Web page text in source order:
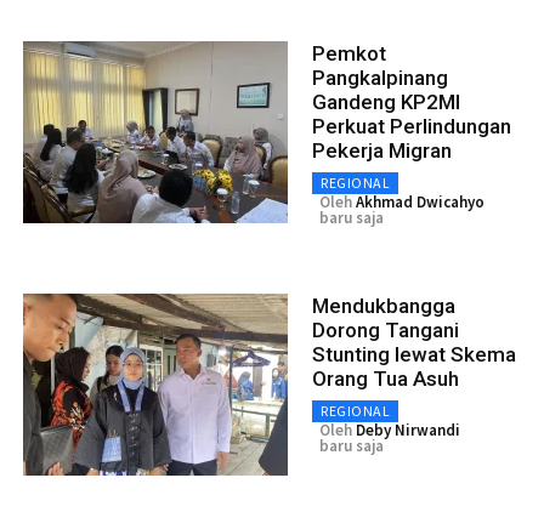
Pemkot
Pangkalpinang
Gandeng KP2MI
Perkuat Perlindungan
Pekerja Migran
REGIONAL
OlehAkhmad Dwicahyo
baru saja
Mendukbangga
Dorong Tangani
Stunting lewat Skema
Orang Tua Asuh
REGIONAL
Oleh Deby Nirwandi
baru saja